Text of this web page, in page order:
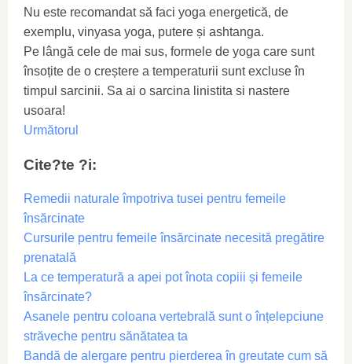
Nu este recomandat să faci yoga energetică, de
exemplu, vinyasa yoga, putere și ashtanga.
Pe lângă cele de mai sus, formele de yoga care sunt
însoțite de o creștere a temperaturii sunt excluse în
timpul sarcinii. Sa ai o sarcina linistita si nastere
usoara!
Următorul
Cite?te ?i:
Remedii naturale împotriva tusei pentru femeile
însărcinate
Cursurile pentru femeile însărcinate necesită pregătire
prenatală
La ce temperatură a apei pot înota copiii și femeile
însărcinate?
Asanele pentru coloana vertebrală sunt o înțelepciune
străveche pentru sănătatea ta
Bandă de alergare pentru pierderea în greutate cum să